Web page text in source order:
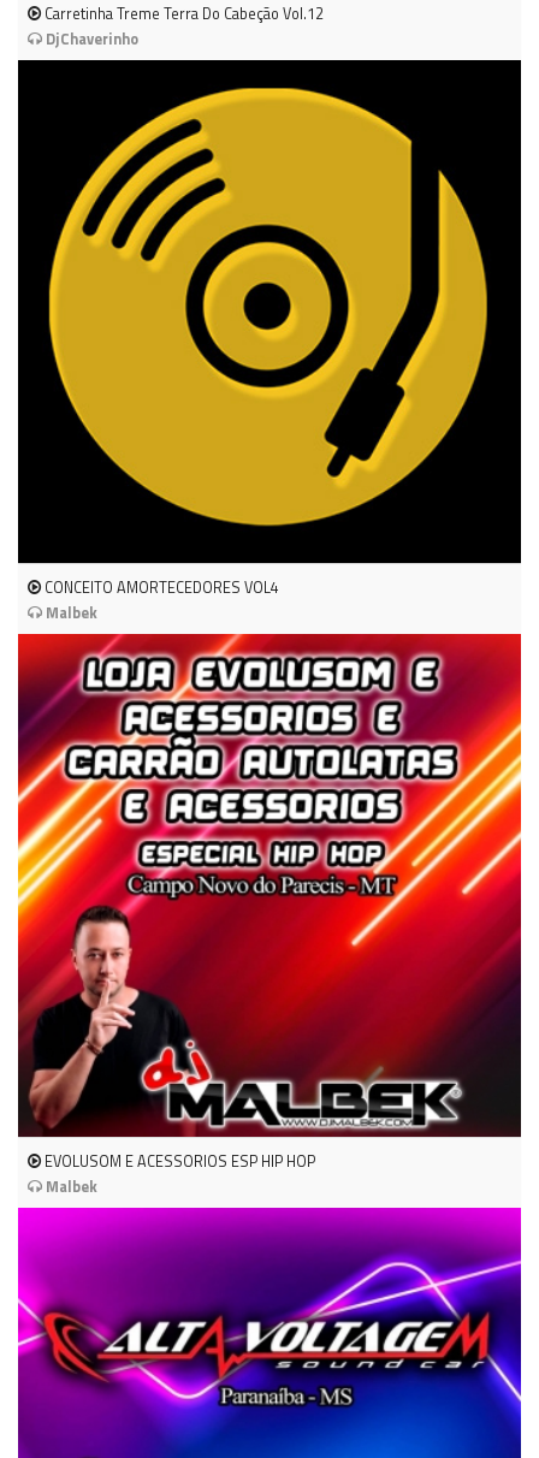
Carretinha Treme Terra Do Cabeção Vol.12
DjChaverinho
CONCEITO AMORTECEDORES VOL4
Malbek
EVOLUSOM E ACESSORIOS ESP HIP HOP
Malbek